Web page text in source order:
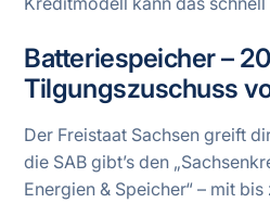
Batteriespeicher –
Tilgungszuschuss
Der Freistaat Sachsen greift
die SAB gibt’s den
Energien & Speicher“ – mit bis